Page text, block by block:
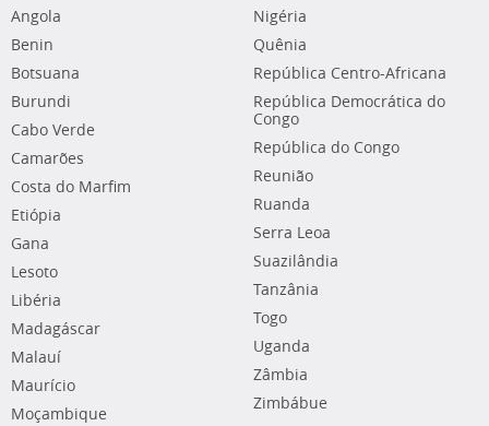
Angola
Benin
Botsuana
Burundi
Cabo Verde
Camarões
Costa do Marfim
Etiópia
Gana
Lesoto
Libéria
Madagáscar
Malauí
Maurício
Moçambique
Nigéria
Quênia
República Centro-Africana
República Democrática do
Congo
República do Congo
Reunião
Ruanda
Serra Leoa
Suazilândia
Tanzânia
Togo
Uganda
Zâmbia
Zimbábue